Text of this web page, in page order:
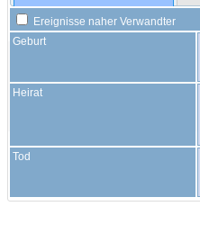
Ereignisse naher Verwandter
Geburt
Heirat
Tod